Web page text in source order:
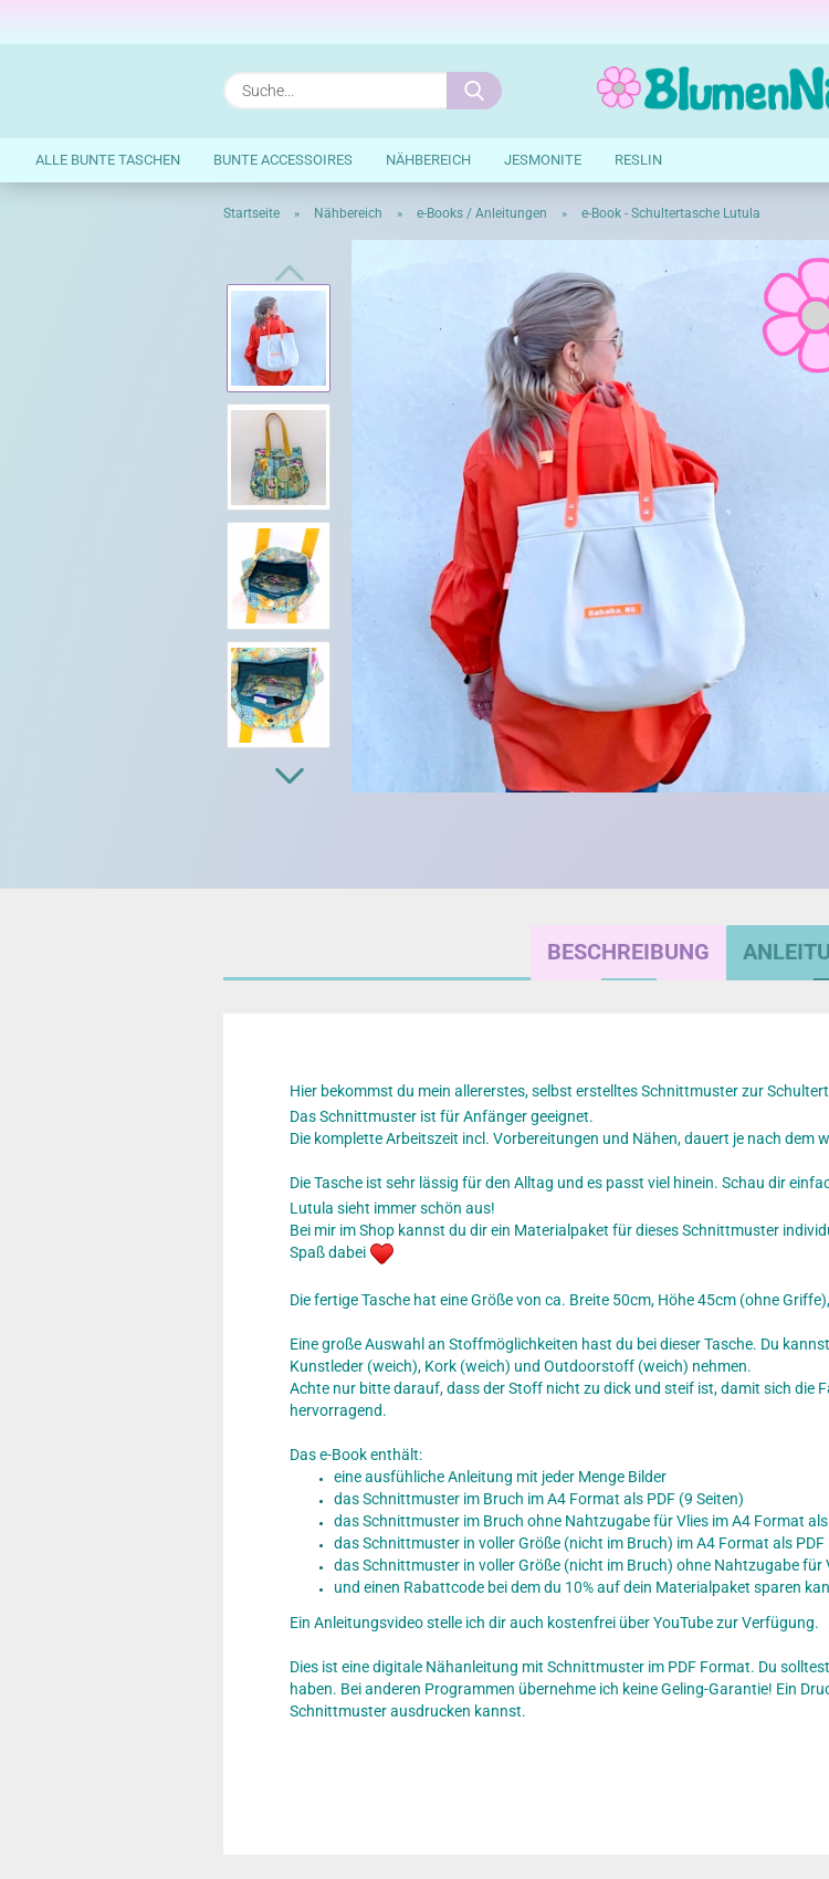
Suche...
ALLE BUNTE TASCHEN BUNTE ACCESSOIRES NÄHBEREICH JESMONITE RESLIN
Startseite » Nähbereich » e-Books / Anleitungen » e-Book - Schultertasche Lutula
BESCHREIBUNG
Hier bekommst du mein allererstes, selbst erstelltes Schnittmuster zur
Das Schnittmuster ist für Anfänger geeignet.
Die komplette Arbeitszeit incl. Vorbereitungen und Nähen, dauert je nach dem
Die Tasche ist sehr lässig für den Alltag und es passt viel hinein. Schau dir
Lutula sieht immer schön aus!
Bei mir im Shop kannst du dir ein Materialpaket für dieses Schnittmuster
Spaß dabei
Die fertige Tasche hat eine Größe von ca. Breite 50cm, Höhe 45cm (ohne
Eine große Auswahl an Stoffmöglichkeiten hast du bei dieser Tasche. Du
Kunstleder (weich), Kork (weich) und Outdoorstoff (weich) nehmen.
Achte nur bitte darauf, dass der Stoff nicht zu dick und steif ist, damit sich die
hervorragend.
Das e-Book enthält:
eine ausfühliche Anleitung mit jeder Menge Bilder
das Schnittmuster im Bruch im A4 Format als PDF (9 Seiten)
das Schnittmuster im Bruch ohne Nahtzugabe für Vlies im A4 Format als
das Schnittmuster in voller Größe (nicht im Bruch) im A4 Format als PDF
das Schnittmuster in voller Größe (nicht im Bruch) ohne Nahtzugabe für
und einen Rabattcode bei dem du 10% auf dein Materialpaket sparen
Ein Anleitungsvideo stelle ich dir auch kostenfrei über YouTube zur Verfügung.
Dies ist eine digitale Nähanleitung mit Schnittmuster im PDF Format. Du
haben. Bei anderen Programmen übernehme ich keine Geling-Garantie! Ein
Schnittmuster ausdrucken kannst.